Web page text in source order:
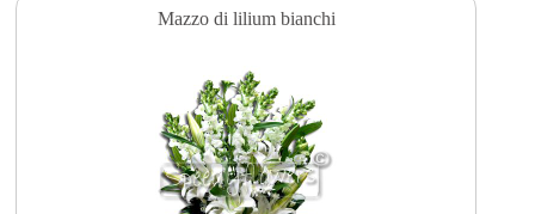
Mazzo di lilium bianchi